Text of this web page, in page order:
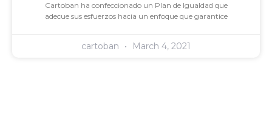
Cartoban ha confeccionado un Plan de Igualdad que
adecue sus esfuerzos hacia un enfoque que garantice
cartoban March 4, 2021